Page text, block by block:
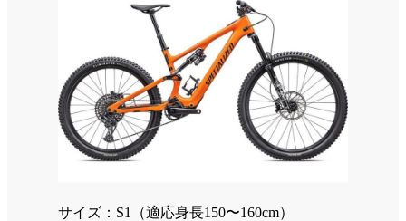
サイズ：S1（適応身長150〜160cm）